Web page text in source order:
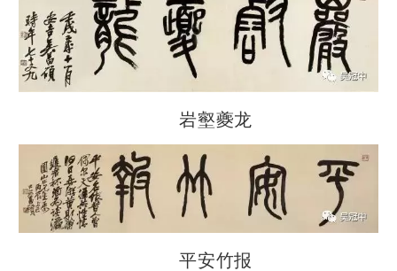
岩壑夔龙
​平安竹报